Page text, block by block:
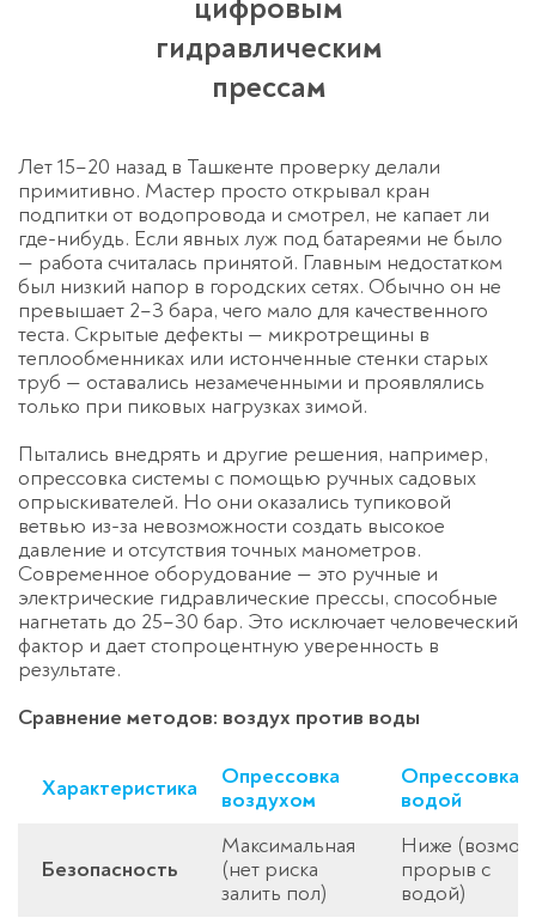
цифровым
гидравлическим
прессам
Лет 15–20 назад в Ташкенте проверку делали
примитивно. Мастер просто открывал кран
подпитки от водопровода и смотрел, не капает ли
где-нибудь. Если явных луж под батареями не было
— работа считалась принятой. Главным недостатком
был низкий напор в городских сетях. Обычно он не
превышает 2–3 бара, чего мало для качественного
теста. Скрытые дефекты — микротрещины в
теплообменниках или истонченные стенки старых
труб — оставались незамеченными и проявлялись
только при пиковых нагрузках зимой.
Пытались внедрять и другие решения, например,
опрессовка системы с помощью ручных садовых
опрыскивателей. Но они оказались тупиковой
ветвью из-за невозможности создать высокое
давление и отсутствия точных манометров.
Современное оборудование — это ручные и
электрические гидравлические прессы, способные
нагнетать до 25–30 бар. Это исключает человеческий
фактор и дает стопроцентную уверенность в
результате.
Сравнение методов: воздух против воды
Характеристика
Опрессовка
воздухом
Опрессовка
водой
Безопасность
Максимальная
(нет риска
залить пол)
Ниже
прорыв с
водой)
Менеджер свяжется с вами в
течение 3-x минут.